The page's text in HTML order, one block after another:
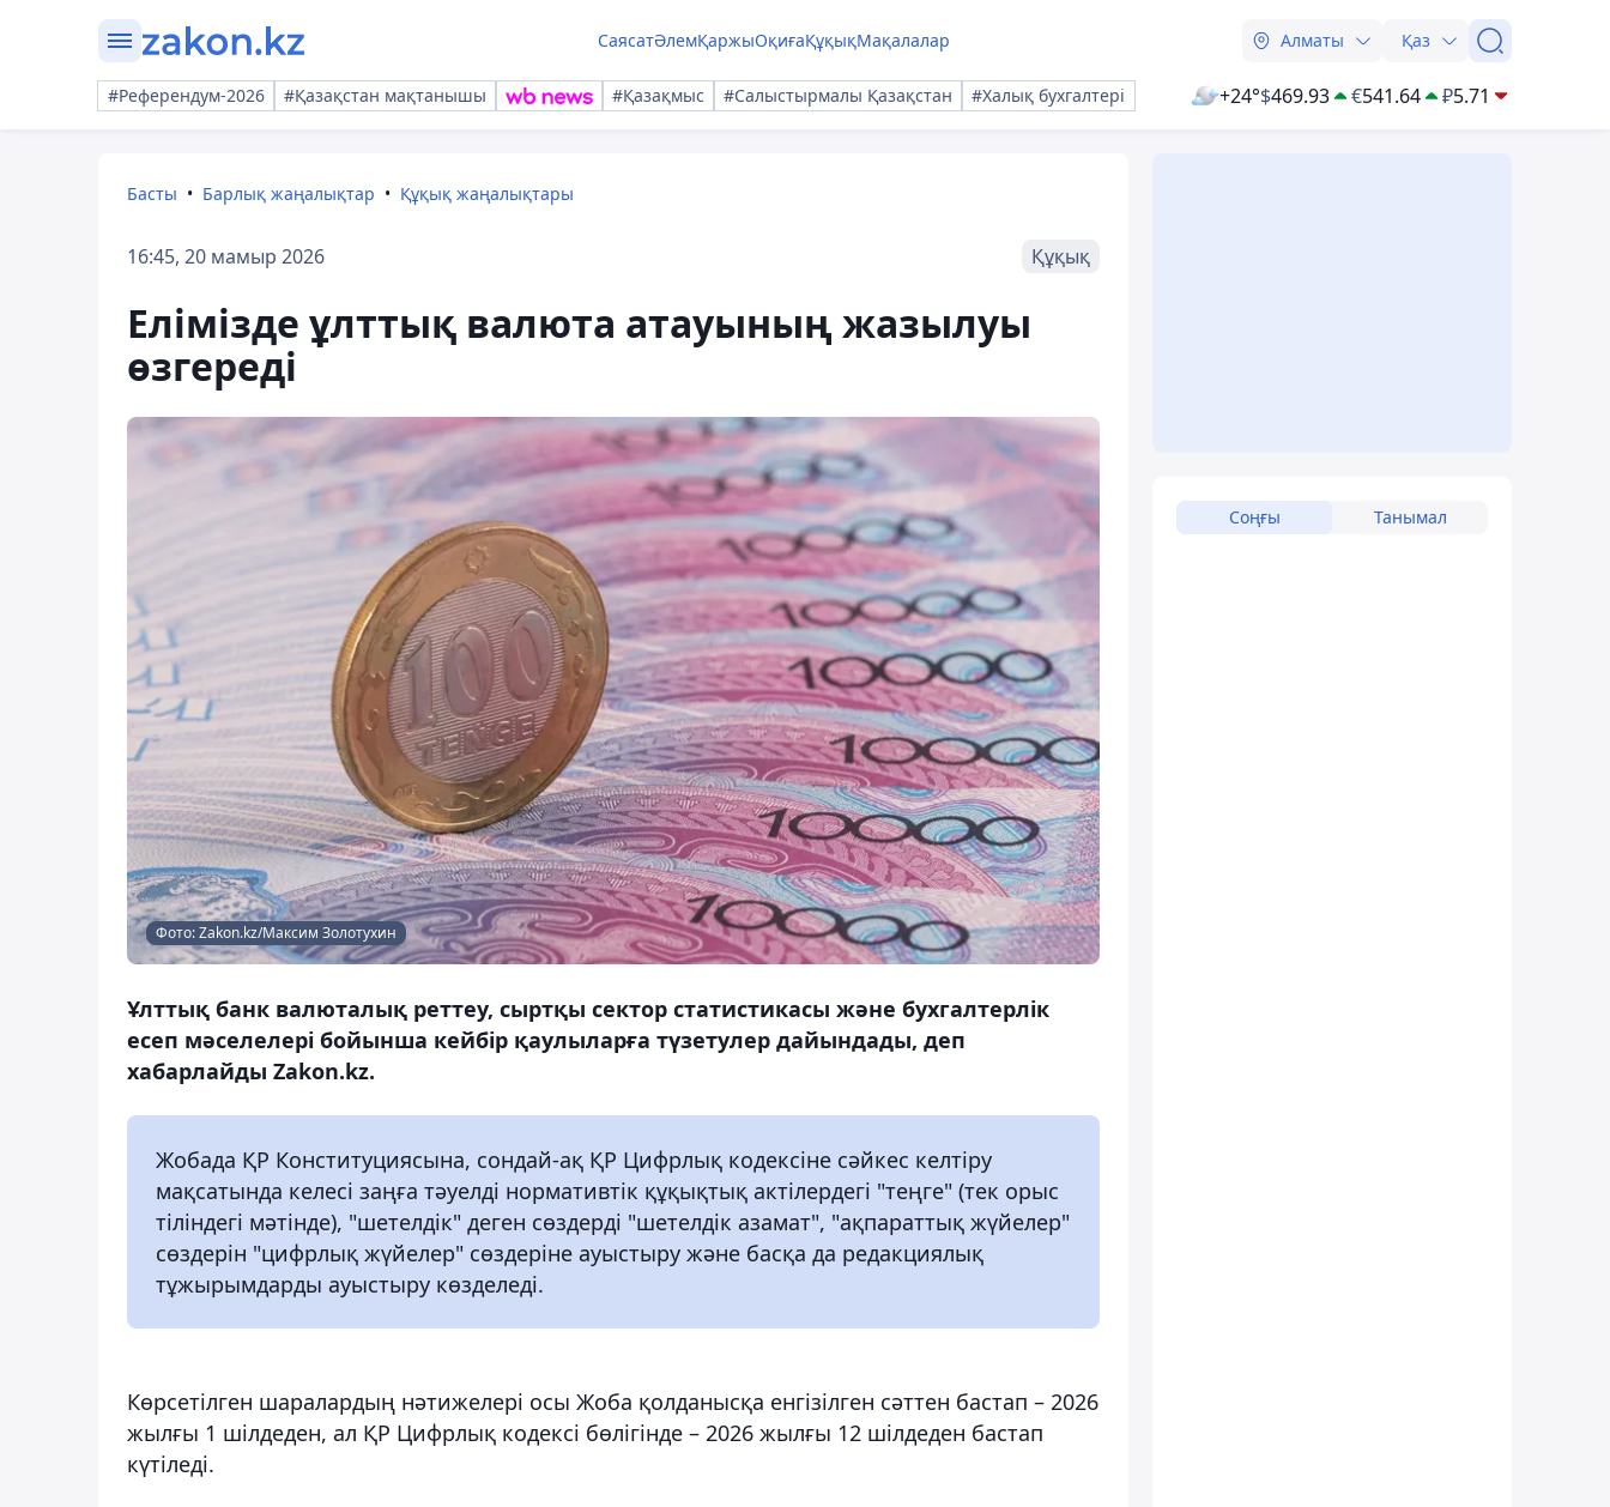
СаясатӘлемҚаржыОқиғаҚұқықМақалалар Алматы Қаз
#Референдум-2026 #Қазақстан мақтанышы #Қазақмыс #Салыстырмалы Қазақстан #Халық бухгалтері +24°$469.93 €541.64 ₽5.71
Басты Барлық жаңалықтар Құқық жаңалықтары
16:45, 20 мамыр 2026 Құқық
Елімізде ұлттық валюта атауының жазылуы
өзгереді
Фото: Zakon.kz/Максим Золотухин
Ұлттық банк валюталық реттеу, сыртқы сектор статистикасы және бухгалтерлік
есеп мәселелері бойынша кейбір қаулыларға түзетулер дайындады, деп
хабарлайды Zakon.kz.
Жобада ҚР Конституциясына, сондай-ақ ҚР Цифрлық кодексіне сәйкес келтіру
мақсатында келесі заңға тәуелді нормативтік құқықтық актілердегі "теңге" (тек орыс
тіліндегі мәтінде), "шетелдік" деген сөздерді "шетелдік азамат", "ақпараттық жүйелер"
сөздерін "цифрлық жүйелер" сөздеріне ауыстыру және басқа да редакциялық
тұжырымдарды ауыстыру көзделеді.
Көрсетілген шаралардың нәтижелері осы Жоба қолданысқа енгізілген сәттен бастап – 2026
жылғы 1 шілдеден, ал ҚР Цифрлық кодексі бөлігінде – 2026 жылғы 12 шілдеден бастап
күтіледі.
Соңғы Танымал